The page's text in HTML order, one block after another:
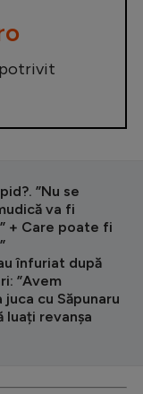
potrivit
”Nu se
va fi
+ Care poate fi
înfuriat după
”Avem
cu Săpunaru
luați revanșa